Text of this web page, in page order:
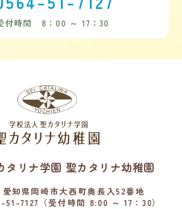
付時間 8：00 ～ 17：30
タリナ学園 聖カタリナ幼稚園
知県岡崎市大西町奥長入52番地
7127（受付時間 8:00 ～ 17：30）